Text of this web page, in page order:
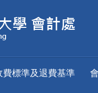
費標準及退費基準